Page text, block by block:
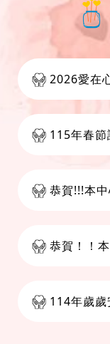
2026愛在心
115年春節
恭賀!!!本中心
恭賀！！本中心
114年歲